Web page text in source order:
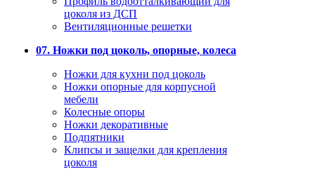
цоколя из ДСП
Вентиляционные решетки
07. Ножки под цоколь, опорные, колеса
Ножки для кухни под цоколь
Ножки опорные для корпусной
мебели
Колесные опоры
Ножки декоративные
Подпятники
Клипсы и защелки для крепления
цоколя